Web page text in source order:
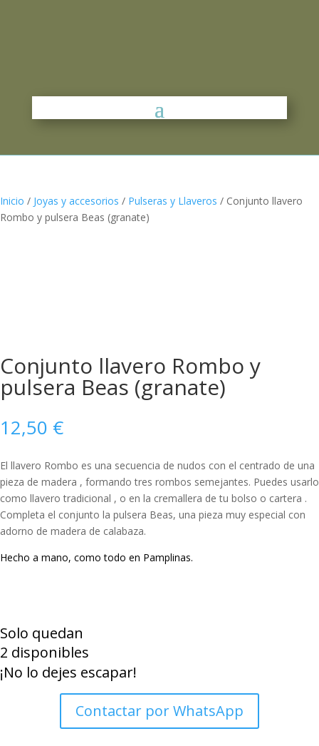
Inicio / Joyas y accesorios / Pulseras y Llaveros / Conjunto llavero
Rombo y pulsera Beas (granate)
Conjunto llavero Rombo y
pulsera Beas (granate)
12,50 €
El llavero Rombo es una secuencia de nudos con el centrado de una
pieza de madera , formando tres rombos semejantes. Puedes usarlo
como llavero tradicional , o en la cremallera de tu bolso o cartera .
Completa el conjunto la pulsera Beas, una pieza muy especial con
adorno de madera de calabaza.
Hecho a mano, como todo en Pamplinas.
Rombo
y
pulsera
Solo quedan
2 disponibles
¡No lo dejes escapar!
Contactar por WhatsApp